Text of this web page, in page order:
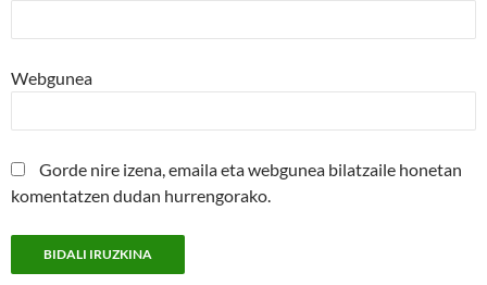
Webgunea
Gorde nire izena, emaila eta webgunea bilatzaile honetan
komentatzen dudan hurrengorako.